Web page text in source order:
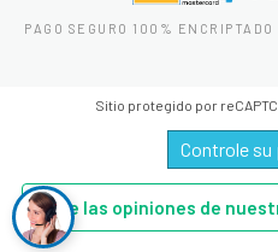
PAGO SEGURO 100% ENCRIPTADO
Sitio protegido por
Controle su
Lee las opiniones de